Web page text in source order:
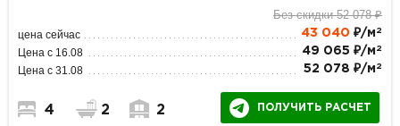
Без скидки 52 078 ₽
цена сейчас 43 040 ₽/м 2
Цена с 16.08 49 065 ₽/м 2
Цена с 31.08 52 078 ₽/м 2
4 2 2 ПОЛУЧИТЬ РАСЧЕТ